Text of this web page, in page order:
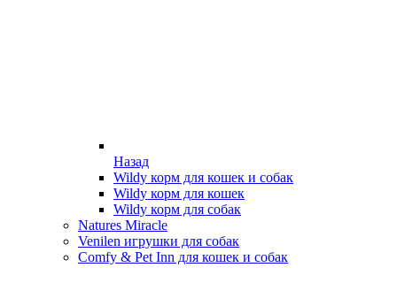
Назад
Wildy корм для кошек и собак
Wildy корм для кошек
Wildy корм для собак
Natures Miracle
Venilen игрушки для собак
Comfy & Pet Inn для кошек и собак